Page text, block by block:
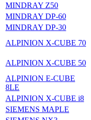
MINDRAY Z50
MINDRAY DP-60
MINDRAY DP-30
ALPINION X-CUBE 70
ALPINION X-CUBE 50
ALPINION E-CUBE
8LE
ALPINION X-CUBE i8
SIEMENS MAPLE